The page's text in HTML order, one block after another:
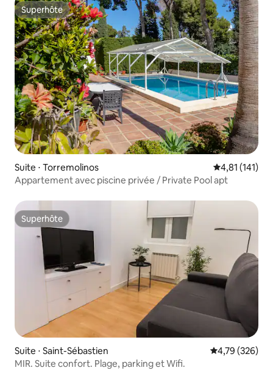
Superhôte
Superhôte
Suite ⋅ Torremolinos Évaluation
4,81 (141)
Appartement avec piscine privée / Private Pool apt
Superhôte
Superhôte
Suite ⋅ Saint-Sébastien Évaluation
4,79 (326)
MIR. Suite confort. Plage, parking et Wifi.